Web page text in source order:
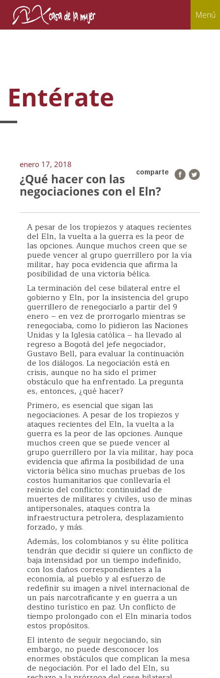
Menú
Entérate
enero 17, 2018
comparte
¿Qué hacer con las
negociaciones con el Eln?
A pesar de los tropiezos y ataques recientes
del Eln, la vuelta a la guerra es la peor de
las opciones. Aunque muchos creen que se
puede vencer al grupo guerrillero por la vía
militar, hay poca evidencia que afirma la
posibilidad de una victoria bélica.
La terminación del cese bilateral entre el
gobierno y Eln, por la insistencia del grupo
guerrillero de renegociarlo a partir del 9
enero – en vez de prorrogarlo mientras se
renegociaba, como lo pidieron las Naciones
Unidas y la Iglesia católica – ha llevado al
regreso a Bogotá del jefe negociador,
Gustavo Bell, para evaluar la continuación
de los diálogos. La negociación está en
crisis, aunque no ha sido el primer
obstáculo que ha enfrentado. La pregunta
es, entonces, ¿qué hacer?
Primero, es esencial que sigan las
negociaciones. A pesar de los tropiezos y
ataques recientes del Eln, la vuelta a la
guerra es la peor de las opciones. Aunque
muchos creen que se puede vencer al
grupo guerrillero por la vía militar, hay poca
evidencia que afirma la posibilidad de una
victoria bélica sino muchas pruebas de los
costos humanitarios que conllevaría el
reinicio del conflicto: continuidad de
muertes de militares y civiles, uso de minas
antipersonales, ataques contra la
infraestructura petrolera, desplazamiento
forzado, y más.
Además, los colombianos y su élite política
tendrán que decidir si quiere un conflicto de
baja intensidad por un tiempo indefinido,
con los daños correspondientes a la
economía, al pueblo y al esfuerzo de
redefinir su imagen a nivel internacional de
un país narcotraficante y en guerra a un
destino turístico en paz. Un conflicto de
tiempo prolongado con el Eln minaría todos
estos propósitos.
El intento de seguir negociando, sin
embargo, no puede desconocer los
enormes obstáculos que complican la mesa
de negociación. Por el lado del Eln, su